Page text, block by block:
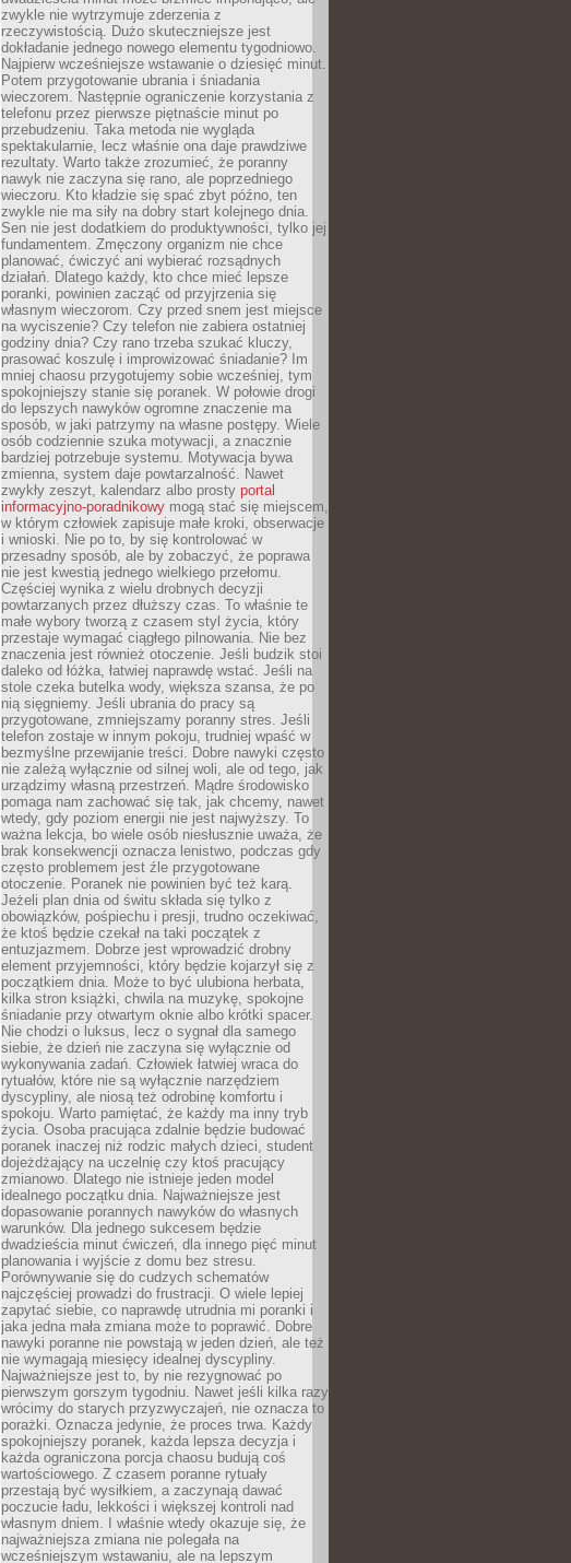
zwykle nie wytrzymuje zderzenia z
rzeczywistością. Dużo skuteczniejsze jest
dokładanie jednego nowego elementu tygodniowo.
Najpierw wcześniejsze wstawanie o dziesięć minut.
Potem przygotowanie ubrania i śniadania
wieczorem. Następnie ograniczenie korzystania z
telefonu przez pierwsze piętnaście minut po
przebudzeniu. Taka metoda nie wygląda
spektakularnie, lecz właśnie ona daje prawdziwe
rezultaty. Warto także zrozumieć, że poranny
nawyk nie zaczyna się rano, ale poprzedniego
wieczoru. Kto kładzie się spać zbyt późno, ten
zwykle nie ma siły na dobry start kolejnego dnia.
Sen nie jest dodatkiem do produktywności, tylko jej
fundamentem. Zmęczony organizm nie chce
planować, ćwiczyć ani wybierać rozsądnych
działań. Dlatego każdy, kto chce mieć lepsze
poranki, powinien zacząć od przyjrzenia się
własnym wieczorom. Czy przed snem jest miejsce
na wyciszenie? Czy telefon nie zabiera ostatniej
godziny dnia? Czy rano trzeba szukać kluczy,
prasować koszulę i improwizować śniadanie? Im
mniej chaosu przygotujemy sobie wcześniej, tym
spokojniejszy stanie się poranek. W połowie drogi
do lepszych nawyków ogromne znaczenie ma
sposób, w jaki patrzymy na własne postępy. Wiele
osób codziennie szuka motywacji, a znacznie
bardziej potrzebuje systemu. Motywacja bywa
zmienna, system daje powtarzalność. Nawet
zwykły zeszyt, kalendarz albo prosty portal
informacyjno-poradnikowy mogą stać się miejscem,
w którym człowiek zapisuje małe kroki, obserwacje
i wnioski. Nie po to, by się kontrolować w
przesadny sposób, ale by zobaczyć, że poprawa
nie jest kwestią jednego wielkiego przełomu.
Częściej wynika z wielu drobnych decyzji
powtarzanych przez dłuższy czas. To właśnie te
małe wybory tworzą z czasem styl życia, który
przestaje wymagać ciągłego pilnowania. Nie bez
znaczenia jest również otoczenie. Jeśli budzik stoi
daleko od łóżka, łatwiej naprawdę wstać. Jeśli na
stole czeka butelka wody, większa szansa, że po
nią sięgniemy. Jeśli ubrania do pracy są
przygotowane, zmniejszamy poranny stres. Jeśli
telefon zostaje w innym pokoju, trudniej wpaść w
bezmyślne przewijanie treści. Dobre nawyki często
nie zależą wyłącznie od silnej woli, ale od tego, jak
urządzimy własną przestrzeń. Mądre środowisko
pomaga nam zachować się tak, jak chcemy, nawet
wtedy, gdy poziom energii nie jest najwyższy. To
ważna lekcja, bo wiele osób niesłusznie uważa, że
brak konsekwencji oznacza lenistwo, podczas gdy
często problemem jest źle przygotowane
otoczenie. Poranek nie powinien być też karą.
Jeżeli plan dnia od świtu składa się tylko z
obowiązków, pośpiechu i presji, trudno oczekiwać,
że ktoś będzie czekał na taki początek z
entuzjazmem. Dobrze jest wprowadzić drobny
element przyjemności, który będzie kojarzył się z
początkiem dnia. Może to być ulubiona herbata,
kilka stron książki, chwila na muzykę, spokojne
śniadanie przy otwartym oknie albo krótki spacer.
Nie chodzi o luksus, lecz o sygnał dla samego
siebie, że dzień nie zaczyna się wyłącznie od
wykonywania zadań. Człowiek łatwiej wraca do
rytuałów, które nie są wyłącznie narzędziem
dyscypliny, ale niosą też odrobinę komfortu i
spokoju. Warto pamiętać, że każdy ma inny tryb
życia. Osoba pracująca zdalnie będzie budować
poranek inaczej niż rodzic małych dzieci, student
dojeżdżający na uczelnię czy ktoś pracujący
zmianowo. Dlatego nie istnieje jeden model
idealnego początku dnia. Najważniejsze jest
dopasowanie porannych nawyków do własnych
warunków. Dla jednego sukcesem będzie
dwadzieścia minut ćwiczeń, dla innego pięć minut
planowania i wyjście z domu bez stresu.
Porównywanie się do cudzych schematów
najczęściej prowadzi do frustracji. O wiele lepiej
zapytać siebie, co naprawdę utrudnia mi poranki i
jaka jedna mała zmiana może to poprawić. Dobre
nawyki poranne nie powstają w jeden dzień, ale też
nie wymagają miesięcy idealnej dyscypliny.
Najważniejsze jest to, by nie rezygnować po
pierwszym gorszym tygodniu. Nawet jeśli kilka razy
wrócimy do starych przyzwyczajeń, nie oznacza to
porażki. Oznacza jedynie, że proces trwa. Każdy
spokojniejszy poranek, każda lepsza decyzja i
każda ograniczona porcja chaosu budują coś
wartościowego. Z czasem poranne rytuały
przestają być wysiłkiem, a zaczynają dawać
poczucie ładu, lekkości i większej kontroli nad
własnym dniem. I właśnie wtedy okazuje się, że
najważniejsza zmiana nie polegała na
wcześniejszym wstawaniu, ale na lepszym